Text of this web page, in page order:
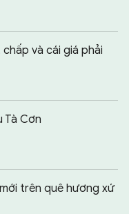
chấp và cái giá phải
Tà Cơn
trên quê hương xứ